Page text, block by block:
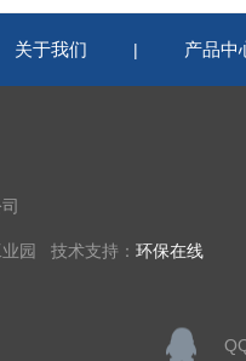
关于我们 | 产品中
园 技术支持： 环保在线